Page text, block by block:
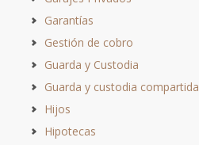
Garantías
Gestión de cobro
Guarda y Custodia
Guarda y custodia compartida
Hijos
Hipotecas